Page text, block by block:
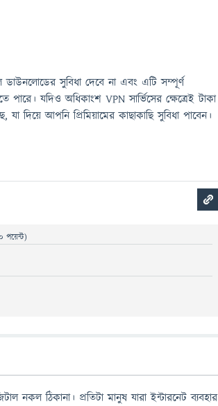
সুবিধা দেবে না এবং এটি সম্পূর্ণ
পারে। যদিও অধিকাংশ VPN সার্ভিসের ক্ষেত্রেই টাকা
দিয়ে আপনি প্রিমিয়ামের কাছাকাছি সুবিধা পাবেন।
পয়েন্ট)
ঠিকানা। প্রতিটা মানুষ যারা ইন্টারনেট ব্যবহার